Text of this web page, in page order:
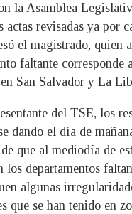
la Asamblea
actas revisadas ya por
el magistrado, quien
faltante corresponde
San Salvador y La
del TSE, los
dando el día de
que al mediodía de
los departamentos
algunas
que se han tenido en